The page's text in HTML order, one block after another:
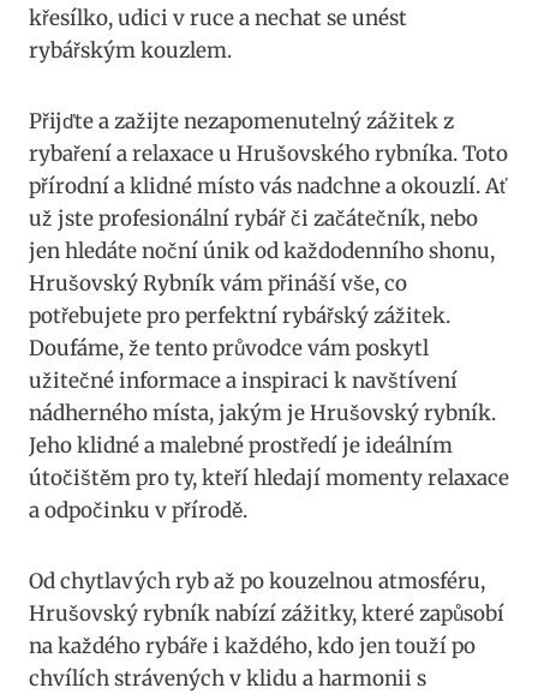
křesílko, udici v ruce a nechat se unést
rybářským kouzlem.
Přijďte a zažijte nezapomenutelný zážitek z
rybaření a relaxace u Hrušovského rybníka. Toto
přírodní a klidné místo vás nadchne a okouzlí. Ať
už jste profesionální rybář či začátečník, nebo
jen hledáte noční únik od každodenního shonu,
Hrušovský Rybník vám přináší vše, co
potřebujete pro perfektní rybářský zážitek.
Doufáme, že tento průvodce vám poskytl
užitečné informace a inspiraci k navštívení
nádherného místa, jakým je Hrušovský rybník.
Jeho klidné a malebné prostředí je ideálním
útočištěm pro ty, kteří hledají momenty relaxace
a odpočinku v přírodě.
Od chytlavých ryb až po kouzelnou atmosféru,
Hrušovský rybník nabízí zážitky, které zapůsobí
na každého rybáře i každého, kdo jen touží po
chvílích strávených v klidu a harmonii s